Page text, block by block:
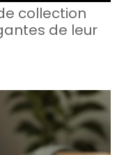
collection
de leur